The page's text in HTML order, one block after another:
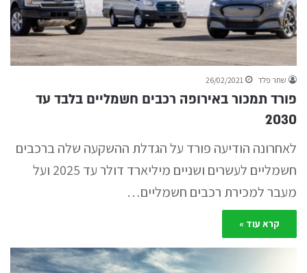
שחר פלד 26/02/2021
פורד תמכור באירופה רכבים חשמליים בלבד עד
2030
לאחרונה הודיעה פורד על הגדלת ההשקעה שלה ברכבים
חשמליים לעשרים ושניים מיליארד דולר עד 2025 ועל
מעבר למכירת רכבים חשמליים…
קרא עוד »